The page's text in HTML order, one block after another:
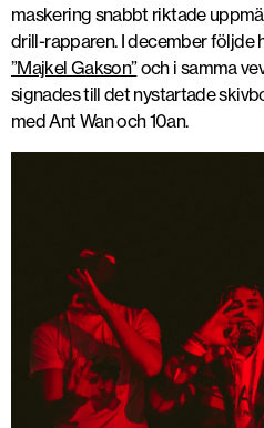
maskering snabbt riktade
drill-rapparen. I december följde
”Majkel Gakson”och i samma
signades till det nystartade
med Ant Wan och 10an.